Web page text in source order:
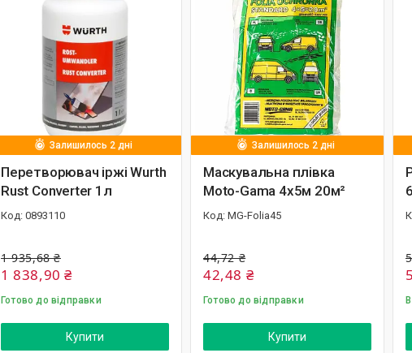
Залишилось 2 дні
Перетворювач іржі Wurth
Rust Converter 1л
0893110
1 935,68 ₴
1 838,90 ₴
Готово до відправки
Купити
Залишилось 2 дні
Маскувальна плівка
Moto-Gama 4х5м 20м²
MG-Folia45
44,72 ₴
42,48 ₴
Готово до відправки
Купити